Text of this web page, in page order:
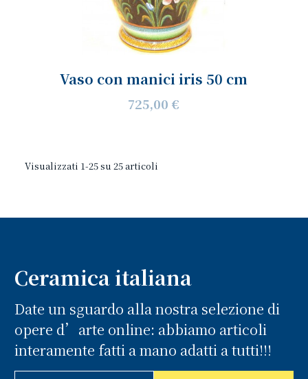
Vaso con manici iris 50 cm
725,00 €
Visualizzati 1-25 su 25 articoli
Ceramica italiana
Date un sguardo alla nostra selezione di
opere d’arte online: abbiamo articoli
interamente fatti a mano adatti a tutti!!!